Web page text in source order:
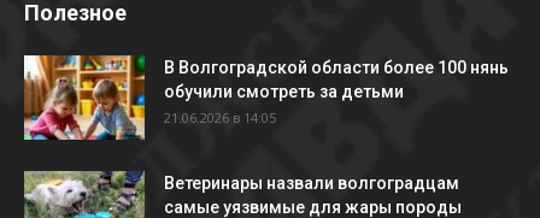
Полезное
В Волгоградской области более 100 нянь
обучили смотреть за детьми
21.06.2026 в 14:05
Ветеринары назвали волгоградцам
самые уязвимые для жары породы